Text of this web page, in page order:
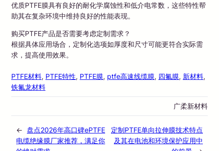
优质PTFE膜具有良好的耐化学腐蚀性和低介电常数，这些特性帮
助其在复杂环境中维持良好的性能表现。
购买PTFE产品是否需要考虑定制需求？
根据具体应用场合，定制化选项如厚度和尺寸可能更符合实际需
求，提高使用效果。
PTFE材料, PTFE特性, PTFE膜, ptfe高速线缆膜, 四氟膜, 新材料
铁氟龙材料
广柔新材料
← 盘点2026年高口碑ePTFE
电缆绝缘膜厂家推荐，满足你
定制PTFE单向拉伸膜技术特点
及其在电池和环境保护应用中